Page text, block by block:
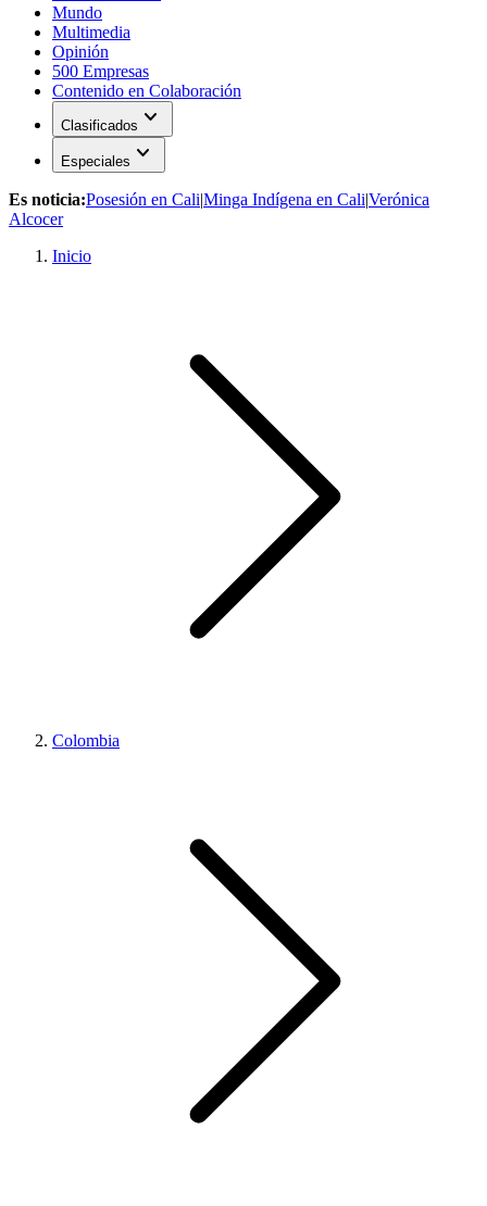
Mundo
Multimedia
Opinión
500 Empresas
Contenido en Colaboración
Clasificados expand_more
Especiales expand_more
Es noticia:Posesión en Cali|Minga Indígena en Cali|Verónica
Alcocer
Inicio
Colombia